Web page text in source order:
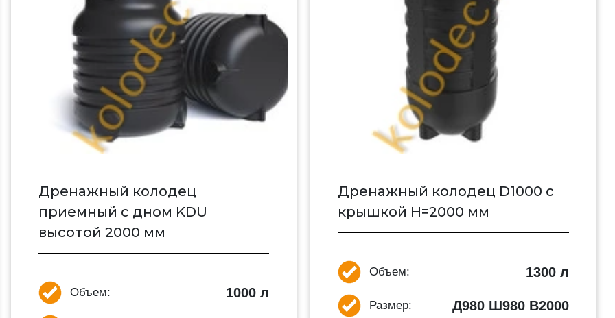
Дренажный колодец
приемный c дном KDU
высотой 2000 мм
Объем: 1000 л
Дренажный колодец D1000 с
крышкой H=2000 мм
Объем: 1300 л
Размер: Д980 Ш980 В2000